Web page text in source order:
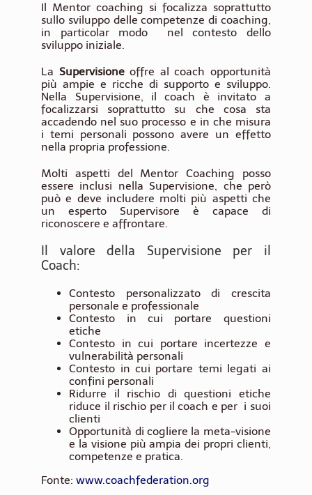
Il Mentor coaching si focalizza soprattutto
sullo sviluppo delle competenze di coaching,
in particolar modo nel contesto dello
sviluppo iniziale.
La Supervisioneoffre al coach opportunità
più ampie e ricche di supporto e sviluppo.
Nella Supervisione, il coach è invitato a
focalizzarsi soprattutto su che cosa sta
accadendo nel suo processo e in che misura
i temi personali possono avere un effetto
nella propria professione.
Molti aspetti del Mentor Coaching posso
essere inclusi nella Supervisione, che però
può e deve includere molti più aspetti che
un esperto Supervisore è capace di
riconoscere e affrontare.
Il valore della Supervisione per il
Coach:
Contesto personalizzato di crescita
personale e professionale
Contesto in cui portare questioni
etiche
Contesto in cui portare incertezze e
vulnerabilità personali
Contesto in cui portare temi legati ai
confini personali
Ridurre il rischio di questioni etiche
riduce il rischio per il coach e per i suoi
clienti
Opportunità di cogliere la meta-visione
e la visione più ampia dei propri clienti,
competenze e pratica.
Fonte:www.coachfederation.org